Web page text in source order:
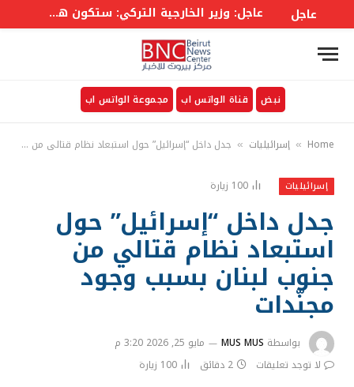
عاجل عاجل: وزير الخارجية التركي: ستكون هناك لجنة وزارية في إطار الاتفاق على غرار حلف الأطلسي إلى جانب أمانة عامة
نبض قناة الواتس اب مجموعة الواتس اب
Home
» إسرائيليات » جدل داخل “إسرائيل” حول استبعاد نظام قتالي من جنوب لبنان بسبب وجود مجنّدات
إسرائيليات 100 زيارة
جدل داخل “إسرائيل” حول
استبعاد نظام قتالي من
جنوب لبنان بسبب وجود
مجنّدات
بواسطة MUS MUS
مايو 25, 2026 3:20 م
لا توجد تعليقات
2 دقائق 100 زيارة